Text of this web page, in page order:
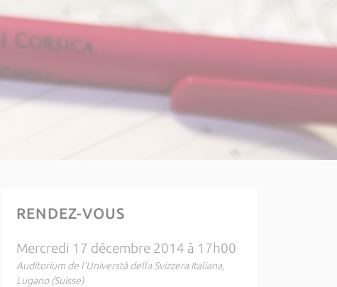
RENDEZ-VOUS
Mercredi 17 décembre 2014 à 17h00
Auditorium de l'Universtà della Svizzera Italiana,
Lugano (Suisse)